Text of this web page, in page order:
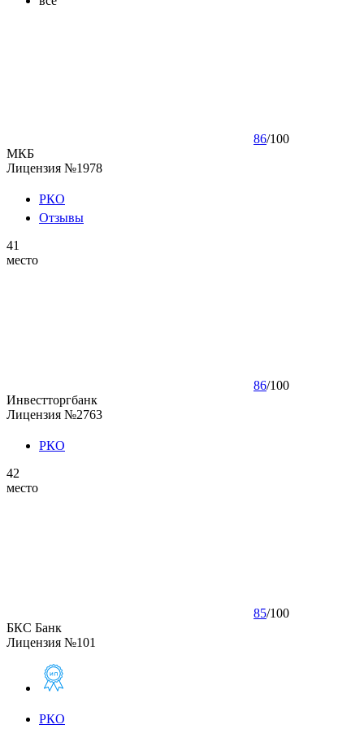
86/100
МКБ
Лицензия №1978
РКО
Отзывы
41
место
86/100
Инвестторгбанк
Лицензия №2763
РКО
42
место
85/100
БКС Банк
Лицензия №101
РКО